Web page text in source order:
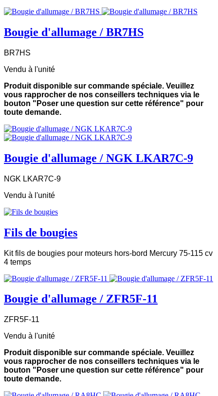
Bougie d'allumage / BR7HS
BR7HS
Vendu à l'unité
Produit disponible sur commande spéciale. Veuillez
vous rapprocher de nos conseillers techniques via le
bouton "Poser une question sur cette référence" pour
toute demande.
Bougie d'allumage / NGK LKAR7C-9
NGK LKAR7C-9
Vendu à l'unité
Fils de bougies
Kit fils de bougies pour moteurs hors-bord Mercury 75-115 cv
4 temps
Bougie d'allumage / ZFR5F-11
ZFR5F-11
Vendu à l'unité
Produit disponible sur commande spéciale. Veuillez
vous rapprocher de nos conseillers techniques via le
bouton "Poser une question sur cette référence" pour
toute demande.